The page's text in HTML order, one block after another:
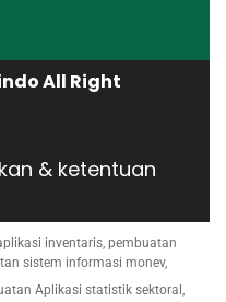
All Right
& ketentuan
inventaris, pembuatan
sistem informasi monev,
Aplikasi statistik sektoral,